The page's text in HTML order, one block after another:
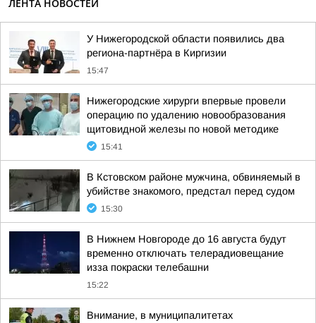
ЛЕНТА НОВОСТЕЙ
У Нижегородской области появились два
региона-партнёра в Киргизии
15:47
Нижегородские хирурги впервые провели
операцию по удалению новообразования
щитовидной железы по новой методике
15:41
В Кстовском районе мужчина, обвиняемый в
убийстве знакомого, предстал перед судом
15:30
В Нижнем Новгороде до 16 августа будут
временно отключать телерадиовещание
изза покраски телебашни
15:22
Внимание, в муниципалитетах